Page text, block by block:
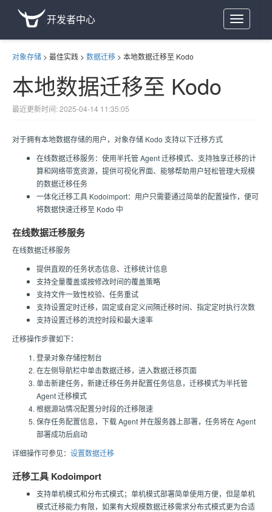
Toggle
navigation
开发者中心
对象存储 > 最佳实践 > 数据迁移 > 本地数据迁移至 Kodo
本地数据迁移至 Kodo
最近更新时间: 2025-04-14 11:35:05
对于拥有本地数据存储的用户，对象存储 Kodo 支持以下迁移方式
在线数据迁移服务：使用半托管 Agent 迁移模式、支持独享迁移的计
算和网络带宽资源，提供可视化界面、能够帮助用户轻松管理大规模
的数据迁移任务
一体化迁移工具 Kodoimport：用户只需要通过简单的配置操作，便可
将数据快速迁移至 Kodo 中
在线数据迁移服务
在线数据迁移服务
提供直观的任务状态信息、迁移统计信息
支持全量覆盖或按修改时间的覆盖策略
支持文件一致性校验、任务重试
支持设置定时迁移，固定或自定义间隔迁移时间、指定定时执行次数
支持设置迁移的流控时段和最大速率
迁移操作步骤如下：
登录对象存储控制台
在左侧导航栏中单击数据迁移，进入数据迁移页面
单击新建任务，新建迁移任务并配置任务信息，迁移模式为半托管
Agent 迁移模式
根据源站情况配置分时段的迁移限速
保存任务配置信息，下载 Agent 并在服务器上部署，任务将在 Agent
部署成功后启动
详细操作可参见： 设置数据迁移
迁移工具 Kodoimport
支持单机模式和分布式模式；单机模式部署简单使用方便，但是单机
模式迁移能力有限，如果有大规模数据迁移需求分布式模式更为合适